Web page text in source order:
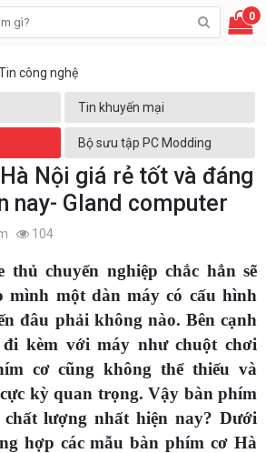
0
công nghệ
Tin khuyến mại
Bộ sưu tập PC Modding
Nội giá rẻ tốt và đáng
nay- Gland computer
104
thủ chuyển nghiệp chắc hẳn sẽ
mình một dàn máy có cấu hình
đâu phải không nào. Bên cạnh
kèm với máy như chuột chơi
cơ cũng không thể thiếu và
kỳ quan trọng. Vậy bàn phím
lượng nhất hiện nay? Dưới
hợp các mẫu bàn phím cơ Hà